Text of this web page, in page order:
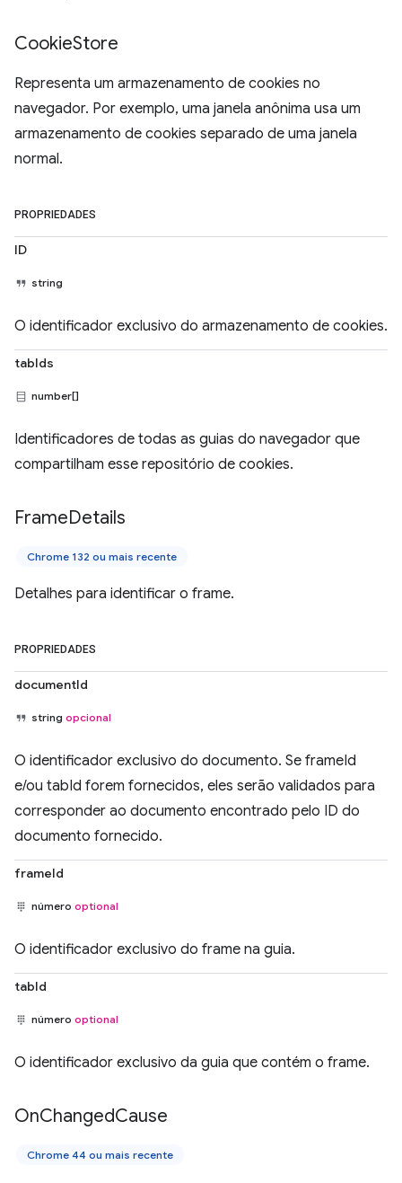
CookieStore
Representa um armazenamento de cookies no
navegador. Por exemplo, uma janela anônima usa um
armazenamento de cookies separado de uma janela
normal.
PROPRIEDADES
ID
string
O identificador exclusivo do armazenamento de cookies.
tabIds
number[]
Identificadores de todas as guias do navegador que
compartilham esse repositório de cookies.
FrameDetails
Chrome 132 ou mais recente
Detalhes para identificar o frame.
PROPRIEDADES
documentId
string opcional
O identificador exclusivo do documento. Se frameId
e/ou tabId forem fornecidos, eles serão validados para
corresponder ao documento encontrado pelo ID do
documento fornecido.
frameId
número optional
O identificador exclusivo do frame na guia.
tabId
número optional
O identificador exclusivo da guia que contém o frame.
OnChangedCause
Chrome 44 ou mais recente